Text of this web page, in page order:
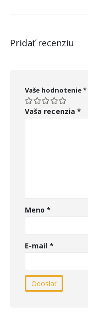
Pridať recenziu
Vaše hodnotenie*
Vaša recenzia *
Meno*
E-mail *